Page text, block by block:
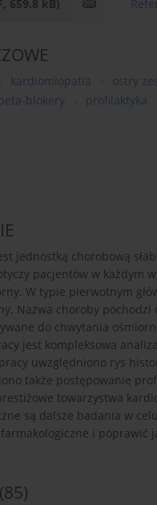
659.8 kB)
kardiomiopatia ostry
blokery profilaktyka
jednostką chorobową
pacjentów w każdym
W typie pierwotnym
Nazwa choroby pochodzi
do chwytania
jest kompleksowa
uwzględniono rys
także postępowanie
towarzystwa
są dalsze badania w
i poprawić
(85)